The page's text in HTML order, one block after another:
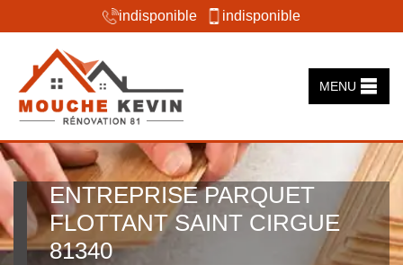
indisponible indisponible
MENU
ENTREPRISE PARQUET
FLOTTANT SAINT CIRGUE
81340